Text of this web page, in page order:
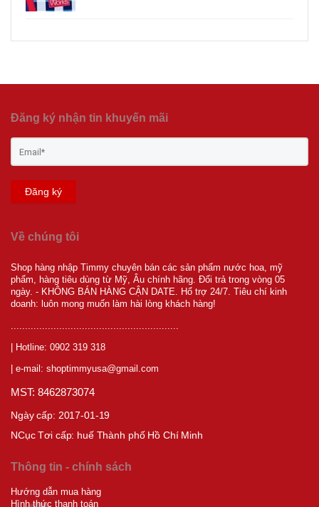
Đăng ký nhận tin khuyến mãi
Đăng ký
Về chúng tôi
Shop hàng nhập Timmy chuyên bán các sản phẩm nước hoa, mỹ
phẩm, hàng tiêu dùng từ Mỹ, Âu chính hãng. Đổi trả trong vòng 05
ngày. - KHÔNG BÁN HÀNG CẬN DATE. Hổ trợ 24/7. Tiêu chí kinh
doanh: luôn mong muốn làm hài lòng khách hàng!
| Hotline: 0902 319 318
| e-mail: shoptimmyusa@gmail.com
MST: 8462873074
Ngày cấp: 2017-01-19
NCục Tơi cấp: huế Thành phố Hồ Chí Minh
Thông tin - chính sách
Hướng dẫn mua hàng
Hình thức thanh toán